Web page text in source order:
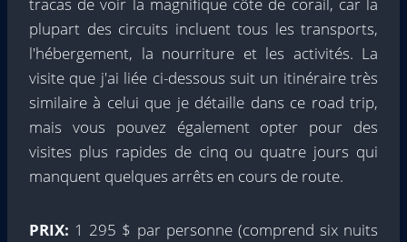
tracas de voir la magnifique côte de corail, car la
plupart des circuits incluent tous les transports,
l'hébergement, la nourriture et les activités. La
visite que j'ai liée ci-dessous suit un itinéraire très
similaire à celui que je détaille dans ce road trip,
mais vous pouvez également opter pour des
visites plus rapides de cinq ou quatre jours qui
manquent quelques arrêts en cours de route.
PRIX: 1 295 $ par personne (comprend six nuits